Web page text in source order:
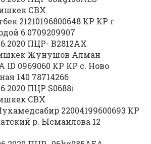
СВХ
21210196800648 КР КР г
6 0709209907
ПЦР- В2812АХ
Жунушов Алман
ID 0969060 КР КР с. Ново
140 78714266
ПЦР S0688i
СВХ
22004199600693 КР
р. Ысмаилова 12